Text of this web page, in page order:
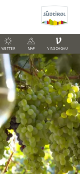
WETTER MAP
V
VINSCHGAU